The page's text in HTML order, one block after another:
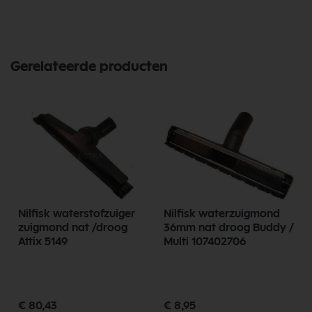
Gerelateerde producten
Nilfisk waterstofzuiger
zuigmond nat /droog
Attix 5149
€ 80,43
Nilfisk waterzuigmond
36mm nat droog Buddy /
Multi 107402706
€ 8,95